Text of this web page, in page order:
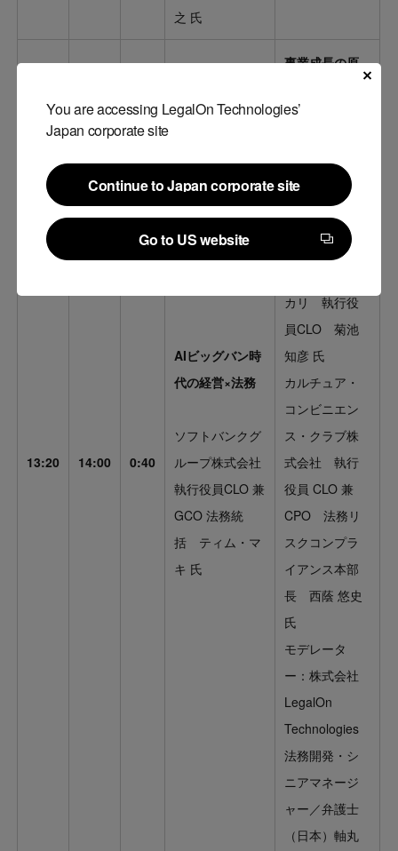
You are accessing LegalOn Technologies’
Japan corporate site
Continue to Japan corporate site
Continue to Japan corporate site
Go to US website
Go to US website
之 氏
13:20 14:00 0:40
AIビッグバン時
代の経営×法務
ソフトバンクグ
ループ株式会社
執行役員CLO 兼
GCO 法務統
括 ティム・マ
キ 氏
事業成長の原
法務
株式会社メド
レー 上級執
行役員 今仲
カリ 執行役
員CLO 菊池
知彦 氏
カルチュア・
コンビニエン
ス・クラブ株
式会社 執行
役員 CLO 兼
CPO 法務リ
スクコンプラ
イアンス本部
長 西蔭 悠史
氏
モデレータ
ー：株式会社
LegalOn
Technologies
法務開発・シ
ニアマネージ
ャー／弁護士
（日本）軸丸